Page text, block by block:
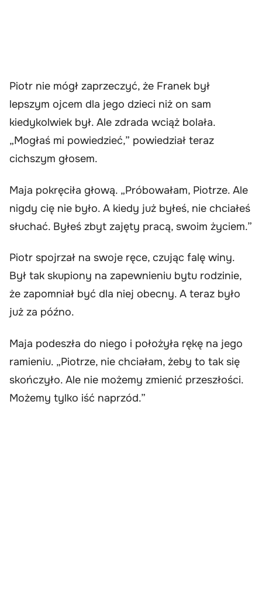
Piotr nie mógł zaprzeczyć, że Franek był
lepszym ojcem dla jego dzieci niż on sam
kiedykolwiek był. Ale zdrada wciąż bolała.
„Mogłaś mi powiedzieć,” powiedział teraz
cichszym głosem.
Maja pokręciła głową. „Próbowałam, Piotrze. Ale
nigdy cię nie było. A kiedy już byłeś, nie chciałeś
słuchać. Byłeś zbyt zajęty pracą, swoim życiem.”
Piotr spojrzał na swoje ręce, czując falę winy.
Był tak skupiony na zapewnieniu bytu rodzinie,
że zapomniał być dla niej obecny. A teraz było
już za późno.
Maja podeszła do niego i położyła rękę na jego
ramieniu. „Piotrze, nie chciałam, żeby to tak się
skończyło. Ale nie możemy zmienić przeszłości.
Możemy tylko iść naprzód.”